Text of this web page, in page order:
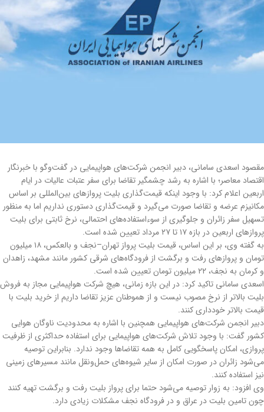
مقصود اسعدی سامانی، دبیر انجمن شرکت‌های هواپیمایی در گفت‌وگو با خبرنگار
اقتصاد معاصر؛ با اشاره به رشد چشمگیر تقاضا برای سفر عتبات عالیات در ایام
اربعین اعلام کرد: با وجود اینکه قیمت‌گذاری بلیت پروازهای بین‌المللی بر اساس
مکانیزم عرضه و تقاضا صورت می‌گیرد و قیمت‌گذاری دستوری نداریم اما به منظور
تسهیل سفر زائران و جلوگیری از سوءاستفاده‌های احتمالی، نرخ ثابتی برای بلیت
پروازهای اربعین در بازه ۱۷ تا ۲۷ مرداد تعیین شده است.
به گفته وی، بر این اساس، قیمت بلیت پرواز تهران–نجف و بالعکس، ۱۸ میلیون
تومان و پروازهای رفت و برگشت از فرودگاه‌های شرقی کشور مانند مشهد، زاهدان
و کرمان به نجف، ۲۲ میلیون تومان تعیین شده است.
اسعدی سامانی تاکید کرد: در این بازه زمانی، هیچ شرکت هواپیمایی مجاز به فروش
بلیت بالاتر از نرخ مصوب نیست و از هموطنان عزیز تقاضا داریم از خرید بلیت با
قیمت بالاتر خودداری کنند.
دبیر انجمن شرکت‌های هواپیمایی همچنین با اشاره به محدودیت ناوگان هوایی
کشور گفت: با وجود تلاش شرکت‌های هواپیمایی برای استفاده حداکثری از ظرفیت
پروازی، امکان پاسخگویی کامل به همه تقاضاها وجود ندارد. بنابراین توصیه
می‌شود زائران در صورت امکان از سایر شیوه‌های حمل‌ونقل مانند مسیرهای زمینی
نیز استفاده کنند.
وی افزود: به زوار توصیه می‌شود حتما برای پرواز بلیت رفت و برگشت تهیه کنند
چون تامین بلیت در عراق و در فرودگاه نجف مشکلات زیادی دارد.